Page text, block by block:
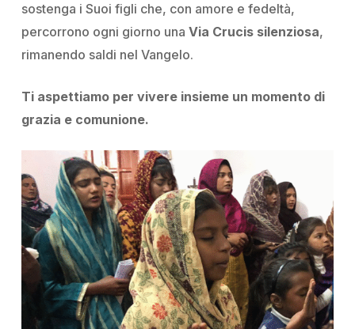
sostenga i Suoi figli che, con amore e fedeltà,
percorrono ogni giorno una Via Crucis silenziosa,
rimanendo saldi nel Vangelo.
Ti aspettiamo per vivere insieme un momento di
grazia e comunione.